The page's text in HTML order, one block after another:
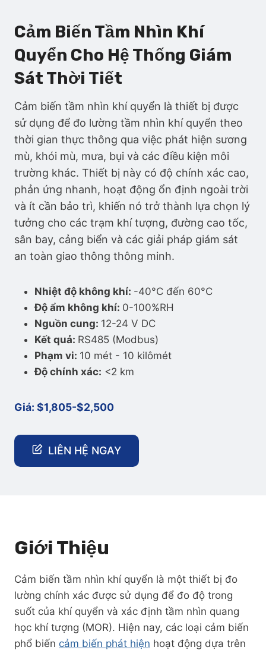
Cảm Biến Tầm Nhìn Khí
Quyển Cho Hệ Thống Giám
Sát Thời Tiết
Cảm biến tầm nhìn khí quyển là thiết bị được
sử dụng để đo lường tầm nhìn khí quyển theo
thời gian thực thông qua việc phát hiện sương
mù, khói mù, mưa, bụi và các điều kiện môi
trường khác. Thiết bị này có độ chính xác cao,
phản ứng nhanh, hoạt động ổn định ngoài trời
và ít cần bảo trì, khiến nó trở thành lựa chọn lý
tưởng cho các trạm khí tượng, đường cao tốc,
sân bay, cảng biển và các giải pháp giám sát
an toàn giao thông thông minh.
Nhiệt độ không khí: -40°C đến 60°C
Độ ẩm không khí: 0-100%RH
Nguồn cung: 12-24 V DC
Kết quả: RS485 (Modbus)
Phạm vi: 10 mét - 10 kilômét
Độ chính xác: <2 km
Giá: $1,805-$2,500
LIÊN HỆ NGAY
Giới Thiệu
Cảm biến tầm nhìn khí quyển là một thiết bị đo
lường chính xác được sử dụng để đo độ trong
suốt của khí quyển và xác định tầm nhìn quang
học khí tượng (MOR). Hiện nay, các loại cảm biến
phổ biến cảm biến phát hiện hoạt động dựa trên